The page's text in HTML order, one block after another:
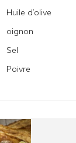
Huile d’olive
oignon
Sel
Poivre